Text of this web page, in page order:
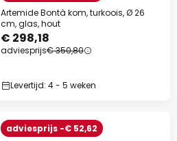
Artemide Bontà kom, turkoois, Ø 26
cm, glas, hout
€ 298,18
adviesprijs€ 350,80
Levertijd: 4 - 5 weken
adviesprijs -€ 52,62